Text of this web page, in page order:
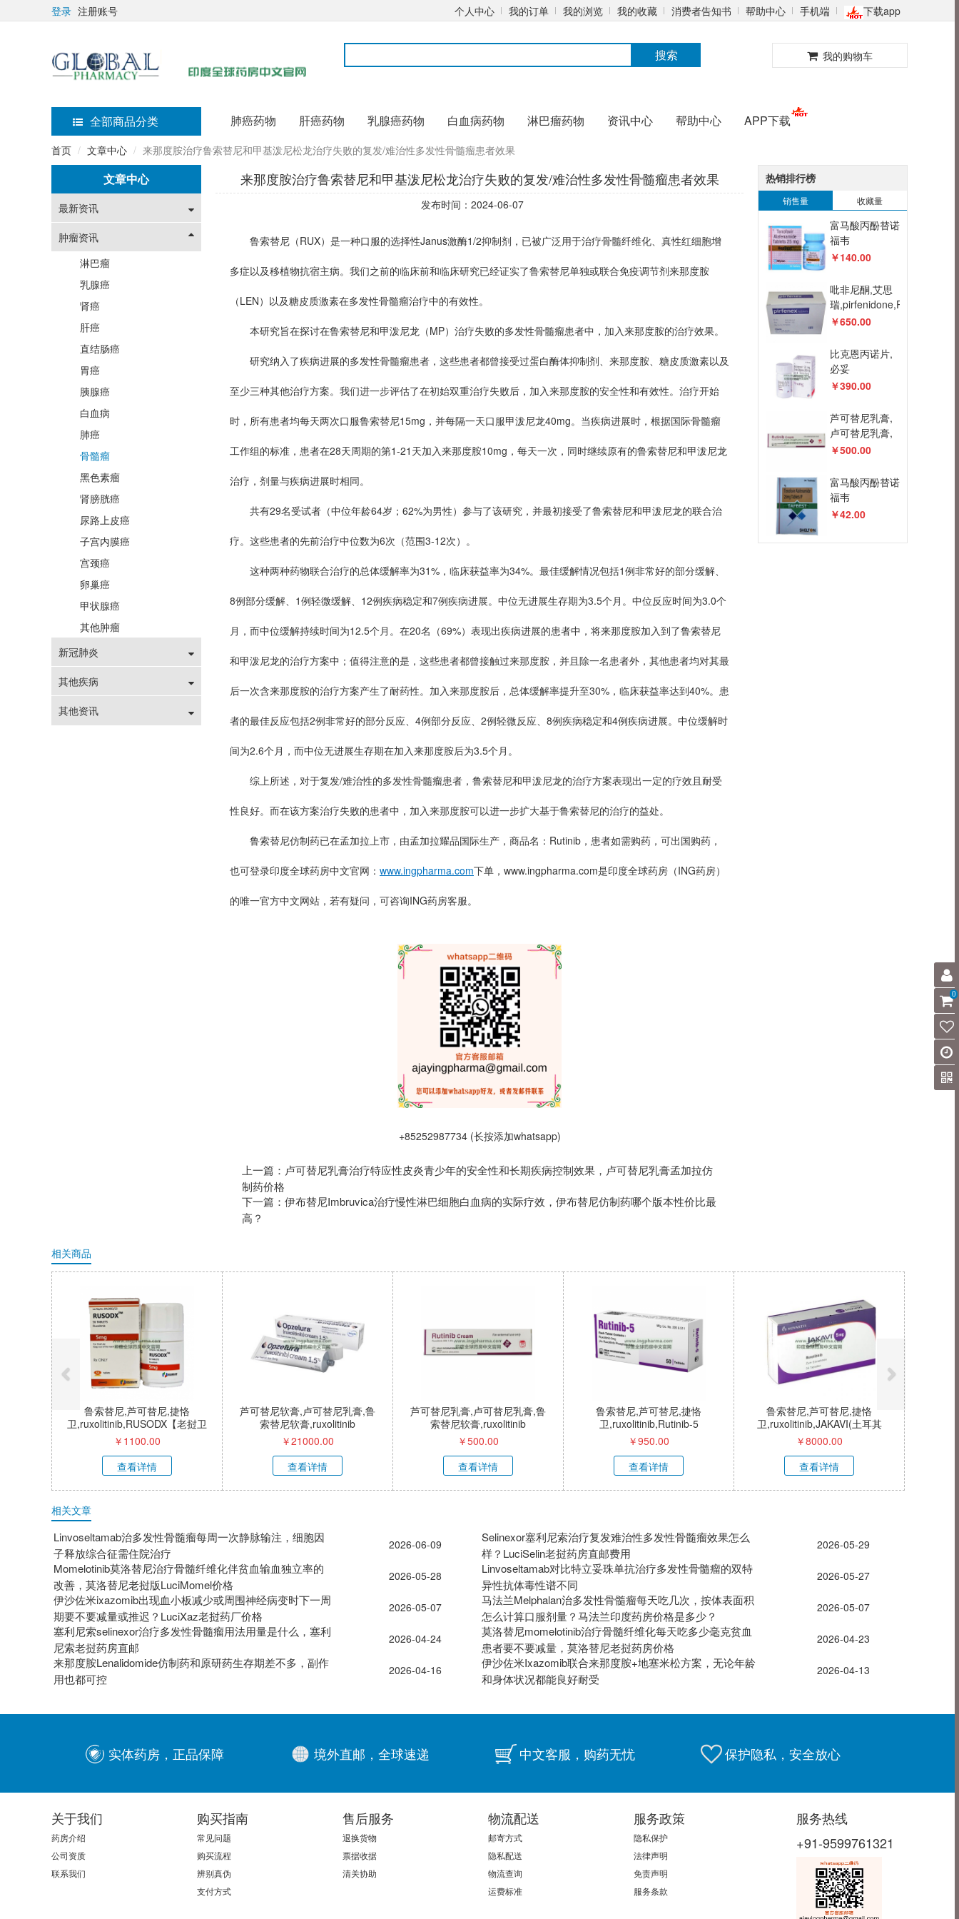
登录 注册账号 个人中心 我的订单 我的浏览 我的收藏 消费者告知书 帮助中心 手机端 下载app
搜索 我的购物车
全部商品分类 肺癌药物 肝癌药物 乳腺癌药物 白血病药物 淋巴瘤药物 资讯中心 帮助中心 APP下载
首页 文章中心 来那度胺治疗鲁索替尼和甲基泼尼松龙治疗失败的复发/难治性多发性骨髓瘤患者效果
文章中心
最新资讯
肿瘤资讯
淋巴瘤
乳腺癌
肾癌
肝癌
直结肠癌
胃癌
胰腺癌
白血病
肺癌
骨髓瘤
黑色素瘤
肾膀胱癌
尿路上皮癌
子宫内膜癌
宫颈癌
卵巢癌
甲状腺癌
其他肿瘤
新冠肺炎
其他疾病
其他资讯
热销排行榜
销售量 收藏量
富马酸丙酚替诺
福韦
片,Tenofovir
韦立
得,HEPBEST
￥140.00
吡非尼酮,艾思
瑞,pirfenidone,PIRFENEX
￥650.00
比克恩丙诺片,
必妥
维
￥390.00
芦可替尼乳膏,
卢可替尼乳膏,
鲁索替尼软
cream,Rutinib
￥500.00
富马酸丙酚替诺
福韦
片,Tenofovir
韦立
￥42.00
来那度胺治疗鲁索替尼和甲基泼尼松龙治疗失败的复发/难治性多发性骨髓瘤患者效果
发布时间：2024-06-07
鲁索替尼（RUX）是一种口服的选择性Janus激酶1/2抑制剂，已被广泛用于治疗骨髓纤维化、真性红细胞增
多症以及移植物抗宿主病。我们之前的临床前和临床研究已经证实了鲁索替尼单独或联合免疫调节剂来那度胺
（LEN）以及糖皮质激素在多发性骨髓瘤治疗中的有效性。
本研究旨在探讨在鲁索替尼和甲泼尼龙（MP）治疗失败的多发性骨髓瘤患者中，加入来那度胺的治疗效果。
研究纳入了疾病进展的多发性骨髓瘤患者，这些患者都曾接受过蛋白酶体抑制剂、来那度胺、糖皮质激素以及
至少三种其他治疗方案。我们进一步评估了在初始双重治疗失败后，加入来那度胺的安全性和有效性。治疗开始
时，所有患者均每天两次口服鲁索替尼15mg，并每隔一天口服甲泼尼龙40mg。当疾病进展时，根据国际骨髓瘤
工作组的标准，患者在28天周期的第1-21天加入来那度胺10mg，每天一次，同时继续原有的鲁索替尼和甲泼尼龙
治疗，剂量与疾病进展时相同。
共有29名受试者（中位年龄64岁；62%为男性）参与了该研究，并最初接受了鲁索替尼和甲泼尼龙的联合治
疗。这些患者的先前治疗中位数为6次（范围3-12次）。
这种两种药物联合治疗的总体缓解率为31%，临床获益率为34%。最佳缓解情况包括1例非常好的部分缓解、
8例部分缓解、1例轻微缓解、12例疾病稳定和7例疾病进展。中位无进展生存期为3.5个月。中位反应时间为3.0个
月，而中位缓解持续时间为12.5个月。在20名（69%）表现出疾病进展的患者中，将来那度胺加入到了鲁索替尼
和甲泼尼龙的治疗方案中；值得注意的是，这些患者都曾接触过来那度胺，并且除一名患者外，其他患者均对其最
后一次含来那度胺的治疗方案产生了耐药性。加入来那度胺后，总体缓解率提升至30%，临床获益率达到40%。患
者的最佳反应包括2例非常好的部分反应、4例部分反应、2例轻微反应、8例疾病稳定和4例疾病进展。中位缓解时
间为2.6个月，而中位无进展生存期在加入来那度胺后为3.5个月。
综上所述，对于复发/难治性的多发性骨髓瘤患者，鲁索替尼和甲泼尼龙的治疗方案表现出一定的疗效且耐受
性良好。而在该方案治疗失败的患者中，加入来那度胺可以进一步扩大基于鲁索替尼的治疗的益处。
鲁索替尼仿制药已在孟加拉上市，由孟加拉耀品国际生产，商品名：Rutinib，患者如需购药，可出国购药，
也可登录印度全球药房中文官网： www.ingpharma.com下单， www.ingpharma.com是印度全球药房（ING药房）
的唯一官方中文网站，若有疑问，可咨询ING药房客服。
+85252987734 (长按添加whatsapp)
上一篇：卢可替尼乳膏治疗特应性皮炎青少年的安全性和长期疾病控制效果，卢可替尼乳膏孟加拉仿
制药价格
下一篇：伊布替尼Imbruvica治疗慢性淋巴细胞白血病的实际疗效，伊布替尼仿制药哪个版本性价比最
高？
相关商品
鲁索替尼,芦可替尼,捷恪
卫,ruxolitinib,RUSODX【老挝卫
生部批准上市】
￥ 1100.00
查看详情
芦可替尼软膏,卢可替尼乳膏,鲁
索替尼软膏,ruxolitinib
cream,Opzelura
￥21000.00
查看详情
芦可替尼乳膏,卢可替尼乳膏,鲁
索替尼软膏,ruxolitinib
cream,Rutinib
￥500.00
查看详情
鲁索替尼,芦可替尼,捷恪
卫,ruxolitinib,Rutinib-5
￥950.00
查看详情
鲁索替尼,芦可替尼,捷恪
卫,ruxolitinib,JAKAVI(土耳其
版）
￥8000.00
查看详情
相关文章
Linvoseltamab治多发性骨髓瘤每周一次静脉输注，细胞因
子释放综合征需住院治疗
2026-06-09
Selinexor塞利尼索治疗复发难治性多发性骨髓瘤效果怎么
样？LuciSelin老挝药房直邮费用
2026-05-29
Momelotinib莫洛替尼治疗骨髓纤维化伴贫血输血独立率的
改善，莫洛替尼老挝版LuciMomel价格
2026-05-28
Linvoseltamab对比特立妥珠单抗治疗多发性骨髓瘤的双特
异性抗体毒性谱不同
2026-05-27
伊沙佐米ixazomib出现血小板减少或周围神经病变时下一周
期要不要减量或推迟？LuciXaz老挝药厂价格
2026-05-07
马法兰Melphalan治多发性骨髓瘤每天吃几次，按体表面积
怎么计算口服剂量？马法兰印度药房价格是多少？
2026-05-07
塞利尼索selinexor治疗多发性骨髓瘤用法用量是什么，塞利
尼索老挝药房直邮
2026-04-24
莫洛替尼momelotinib治疗骨髓纤维化每天吃多少毫克贫血
患者要不要减量，莫洛替尼老挝药房价格
2026-04-23
来那度胺Lenalidomide仿制药和原研药生存期差不多，副作
用也都可控
2026-04-16
伊沙佐米Ixazomib联合来那度胺+地塞米松方案，无论年龄
和身体状况都能良好耐受
2026-04-13
实体药房，正品保障 境外直邮，全球速递 中文客服，购药无忧 保护隐私，安全放心
关于我们
药房介绍
公司资质
联系我们
购买指南
常见问题
购买流程
辨别真伪
支付方式
售后服务
退换货物
票据收据
清关协助
物流配送
邮寄方式
隐私配送
物流查询
运费标准
服务政策
隐私保护
法律声明
免责声明
服务条款
服务热线
+91-9599761321
0